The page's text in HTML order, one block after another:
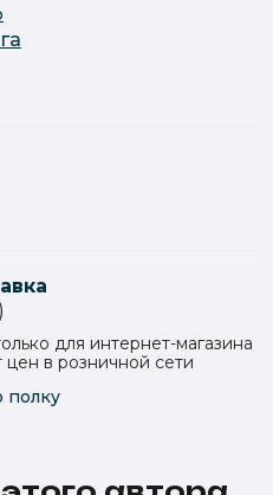
для интернет-магазина
цен в розничной сети
полку